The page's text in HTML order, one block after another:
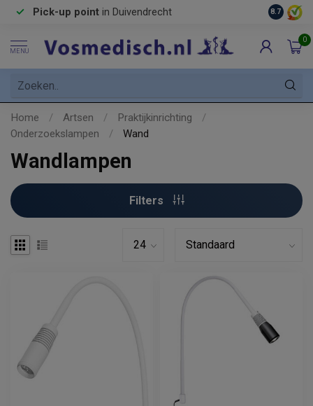
Pick-up point in Duivendrecht 8.7
MENU
0
Home / Artsen / Praktijkinrichting
/
Onderzoekslampen
/ Wand
Wandlampen
Filters